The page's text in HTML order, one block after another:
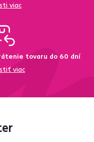
viac
tovaru do 60 dní
viac